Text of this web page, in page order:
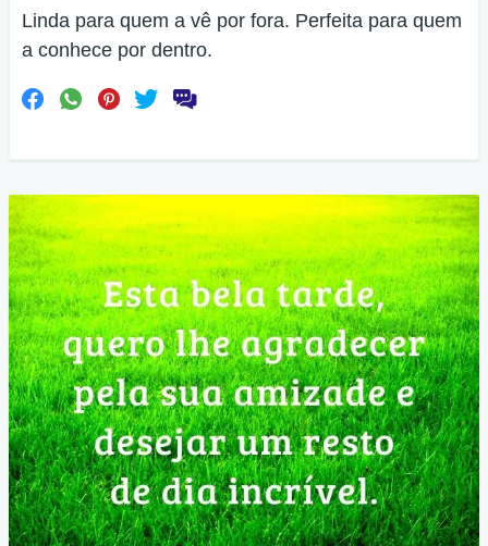
Linda para quem a vê por fora. Perfeita para quem
a conhece por dentro.